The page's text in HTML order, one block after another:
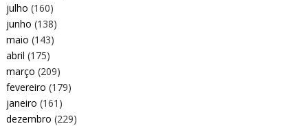
julho (160)
junho (138)
maio (143)
abril (175)
março (209)
fevereiro (179)
janeiro (161)
dezembro (229)